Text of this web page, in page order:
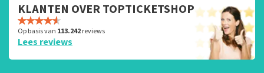
KLANTEN OVER TOPTICKETSHOP
Op basis van 113.242reviews
Lees reviews